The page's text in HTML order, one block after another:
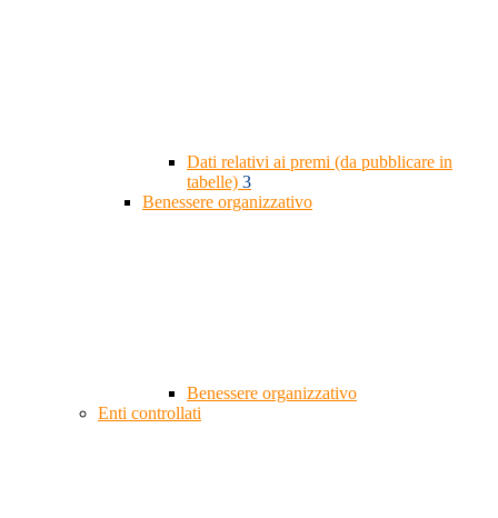
Dati relativi ai premi (da pubblicare in
tabelle) 3
Benessere organizzativo
Benessere organizzativo
Enti controllati